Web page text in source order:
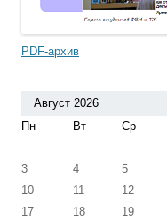
PDF-архив
Август 2026
Пн
Вт Ср
3
4 5
10
11 12
17
18 19